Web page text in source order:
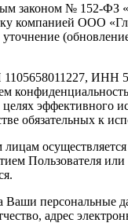
законом № 152-ФЗ
компанией ООО
ИНН
эффективного
обязательных к
Пользователя
Ваши персональные
адрес